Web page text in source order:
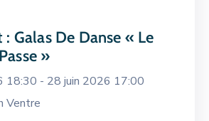
: Galas De Danse « Le
»
18:30 - 28 juin 2026 17:00
Ventre